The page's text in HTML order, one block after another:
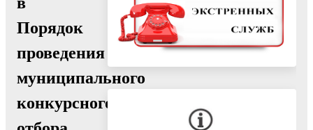
Порядок
проведения
муниципального
конкурсного